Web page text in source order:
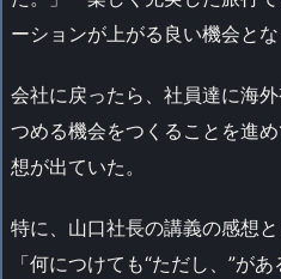
ーションが上がる良い機会とな
会社に戻ったら、社員達に海
つめる機会をつくることを進
想が出ていた。
特に、山口社長の講義の感想
「何につけても“ただし、”が